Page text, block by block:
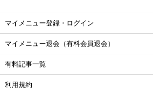
マイメニュー登録・ログイン
マイメニュー退会（有料会員退会）
有料記事一覧
利用規約